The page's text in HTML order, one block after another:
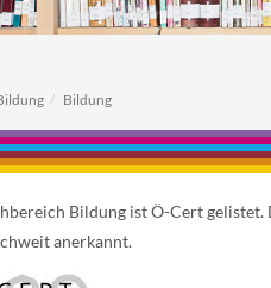
Bildung
Bildung ist Ö-Cert
anerkannt.